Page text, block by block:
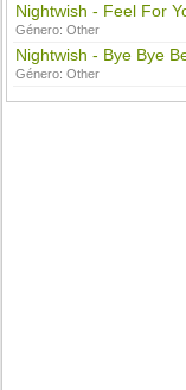
Nightwish - Feel For
Género:Other
Nightwish - Bye Bye
Género:Other